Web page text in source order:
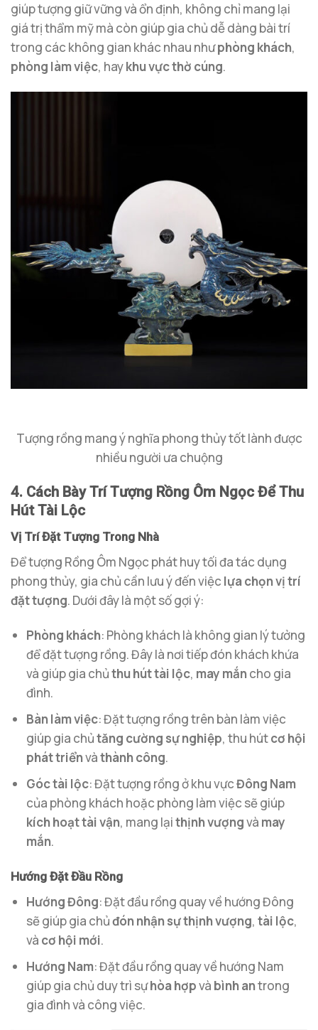
giúp tượng giữ vững và ổn định, không chỉ mang lại
giá trị thẩm mỹ mà còn giúp gia chủ dễ dàng bài trí
trong các không gian khác nhau nhưphòng khách,
phòng làm việc, haykhu vực thờ cúng.
Tượng rồng mang ý nghĩa phong thủy tốt lành được
nhiều người ưa chuộng
4. Cách Bày Trí Tượng Rồng Ôm Ngọc Để Thu
Hút Tài Lộc
Vị Trí Đặt Tượng Trong Nhà
Để tượng Rồng Ôm Ngọc phát huy tối đa tác dụng
phong thủy, gia chủ cần lưu ý đến việc lựa chọn vị trí
đặt tượng. Dưới đây là một số gợi ý:
Phòng khách: Phòng khách là không gian lý tưởng
để đặt tượng rồng. Đây là nơi tiếp đón khách khứa
và giúp gia chủthu hút tài lộc, may mắncho gia
đình.
Bàn làm việc: Đặt tượng rồng trên bàn làm việc
giúp gia chủtăng cường sự nghiệp, thu hútcơ hội
phát triểnvàthành công.
Góc tài lộc: Đặt tượng rồng ở khu vựcĐông Nam
của phòng khách hoặc phòng làm việc sẽ giúp
kích hoạt tài vận, mang lạithịnh vượngvà may
mắn.
Hướng Đặt Đầu Rồng
Hướng Đông: Đặt đầu rồng quay về hướng Đông
sẽ giúp gia chủđón nhận sự thịnh vượng,tài lộc,
và cơ hội mới.
Hướng Nam: Đặt đầu rồng quay về hướng Nam
giúp gia chủ duy trì sựhòa hợpvà bình antrong
gia đình và công việc.